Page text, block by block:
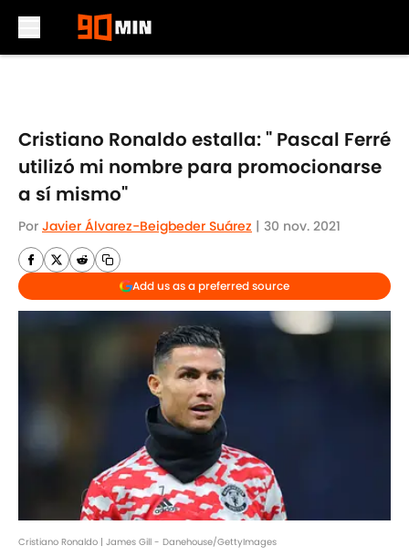
Cristiano Ronaldo estalla: " Pascal Ferré
utilizó mi nombre para promocionarse
a sí mismo"
Por Javier Álvarez-Beigbeder Suárez | 30 nov. 2021
Add us as a preferred source
Cristiano Ronaldo | James Gill - Danehouse/GettyImages